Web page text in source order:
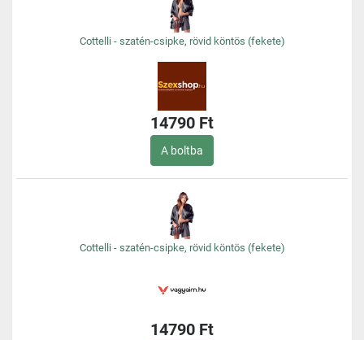
Cottelli - szatén-csipke, rövid köntös (fekete)
14790 Ft
A boltba
Cottelli - szatén-csipke, rövid köntös (fekete)
14790 Ft